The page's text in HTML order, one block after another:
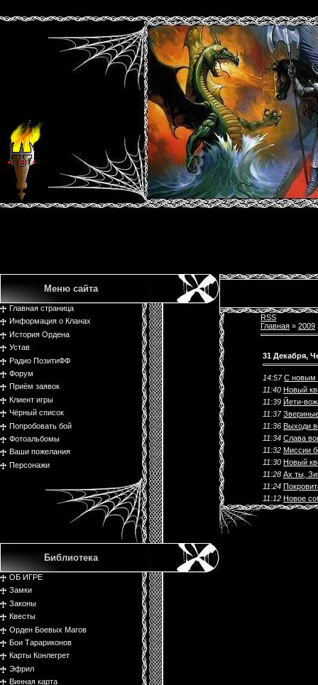
Меню сайта
Главная страница
Информация о Кланах
История Ордена
Устав
Радио ПозитиФФ
Форум
Приём заявок
Клиент игры
Чёрный список
Попробовать бой
Фотоальбомы
Ваши пожелания
Персонажи
Библиотека
ОБ ИГРЕ
Замки
Законы
Квесты
Орден Боевых Магов
Бои Тарариконов
Карты Конлегрет
Эфрил
Винная карта
RSS
Главная » 2009
31 Декабря,
14:57 С новым
11:40 Новый
11:39 Йети-
11:37
11:36 Выходи
11:34 Слава
11:32 Миссии
11:30 Новый
11:28 Ах ты,
11:24
11:12 Новое